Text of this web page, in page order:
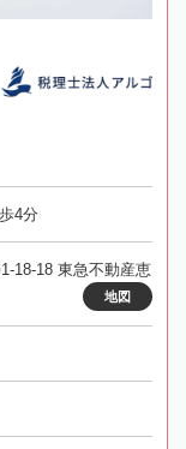
4分
18-18 東急不動産恵
地図